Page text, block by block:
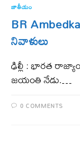
జాతీయం
BR
నివాళులు
ఢిల్లీ : భారత
జయంతి నేడు.…
0 COMMENTS